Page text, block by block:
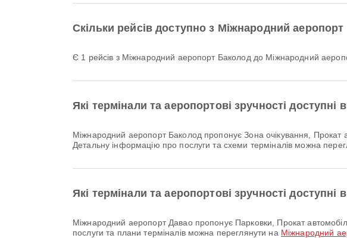
Скільки рейсів доступно з Міжнародний
Є 1 рейсів з Міжнародний аеропорт Баколод до Міжнародний
Які термінали та аеропортові зручності
Міжнародний аеропорт Баколод пропонує Зона очікування, Прокат автомобілів, їдальня та багато інших зручностей, щоб зробити вашу поїздку комфортнішою.
Детальну інформацію про послуги та схеми терміналів можна
Які термінали та аеропортові зручності
Міжнародний аеропорт Давао пропонує Парковки, Прокат автомобілів, Таксі та багато інших зручностей, щоб покращити вашу подорож. Детальну інформацію про
послуги та плани терміналів можна переглянути на Міжнародний